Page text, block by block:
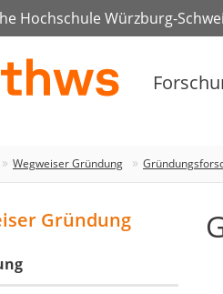
Hochschule Würzburg-
Wegweiser Gründung
Gründung